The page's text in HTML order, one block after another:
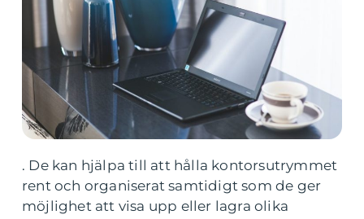
. De kan hjälpa till att hålla kontorsutrymmet
rent och organiserat samtidigt som de ger
möjlighet att visa upp eller lagra olika